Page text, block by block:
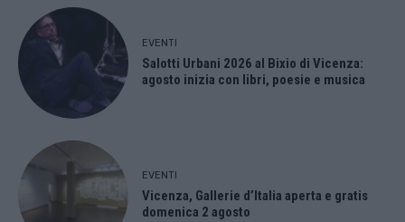
EVENTI
Salotti Urbani 2026 al Bixio di Vicenza:
agosto inizia con libri, poesie e musica
EVENTI
Vicenza, Gallerie d’Italia aperta e gratis
domenica 2 agosto